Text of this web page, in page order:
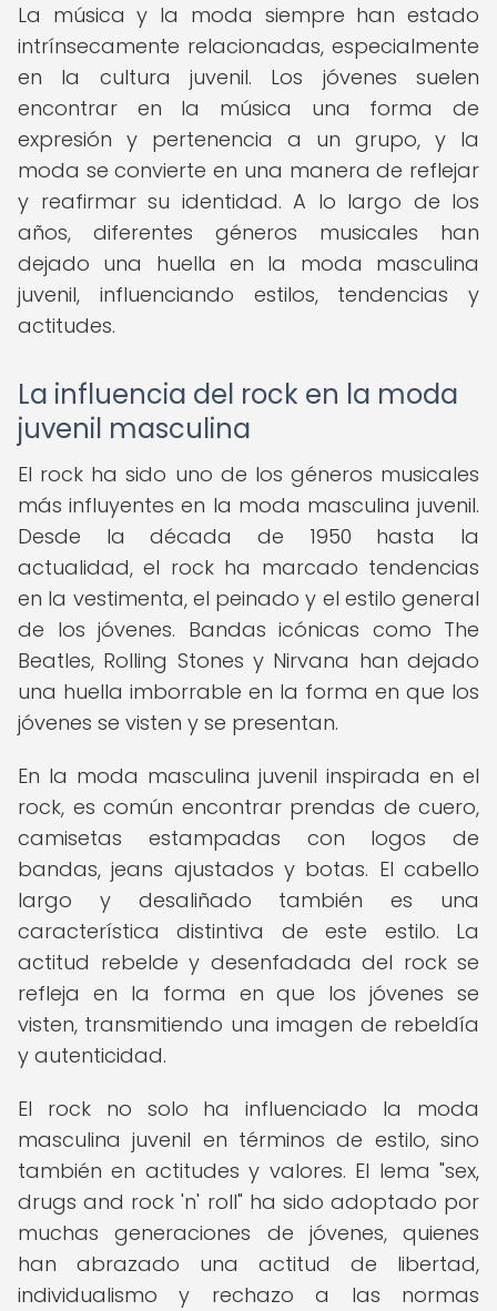
La música y la moda siempre han estado
intrínsecamente relacionadas, especialmente
en la cultura juvenil. Los jóvenes suelen
encontrar en la música una forma de
expresión y pertenencia a un grupo, y la
moda se convierte en una manera de reflejar
y reafirmar su identidad. A lo largo de los
años, diferentes géneros musicales han
dejado una huella en la moda masculina
juvenil, influenciando estilos, tendencias y
actitudes.
La influencia del rock en la moda
juvenil masculina
El rock ha sido uno de los géneros musicales
más influyentes en la moda masculina juvenil.
Desde la década de 1950 hasta la
actualidad, el rock ha marcado tendencias
en la vestimenta, el peinado y el estilo general
de los jóvenes. Bandas icónicas como The
Beatles, Rolling Stones y Nirvana han dejado
una huella imborrable en la forma en que los
jóvenes se visten y se presentan.
En la moda masculina juvenil inspirada en el
rock, es común encontrar prendas de cuero,
camisetas estampadas con logos de
bandas, jeans ajustados y botas. El cabello
largo y desaliñado también es una
característica distintiva de este estilo. La
actitud rebelde y desenfadada del rock se
refleja en la forma en que los jóvenes se
visten, transmitiendo una imagen de rebeldía
y autenticidad.
El rock no solo ha influenciado la moda
masculina juvenil en términos de estilo, sino
también en actitudes y valores. El lema "sex,
drugs and rock 'n' roll" ha sido adoptado por
muchas generaciones de jóvenes, quienes
han abrazado una actitud de libertad,
individualismo y rechazo a las normas